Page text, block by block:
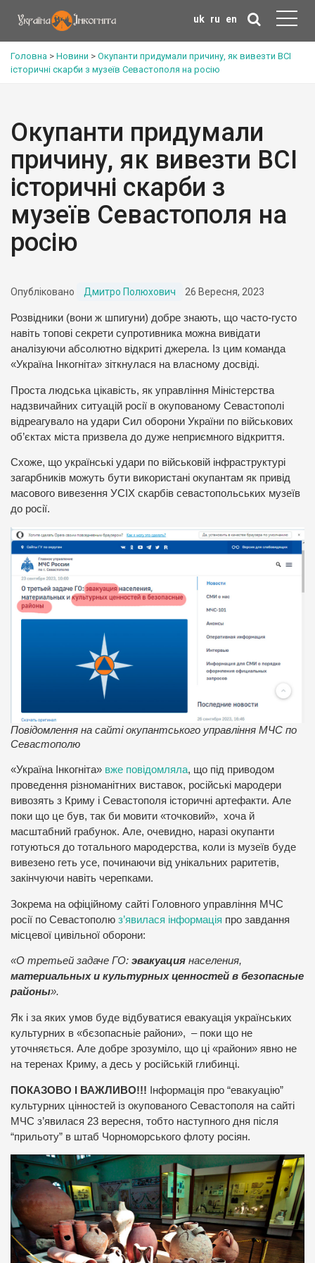
uk ru en
Головна > Новини > Окупанти придумали причину, як вивезти ВСІ
історичні скарби з музеїв Севастополя на росію
Окупанти придумали
причину, як вивезти ВСІ
історичні скарби з
музеїв Севастополя на
росію
Опубліковано Дмитро Полюхович 26 Вересня, 2023
Розвідники (вони ж шпигуни) добре знають, що часто-густо
навіть топові секрети супротивника можна вивідати
аналізуючи абсолютно відкриті джерела. Із цим команда
«Україна Інкогніта» зіткнулася на власному досвіді.
Проста людська цікавість, як управління Міністерства
надзвичайних ситуацій росії в окупованому Севастополі
відреагувало на удари Сил оборони України по військових
об’єктах міста призвела до дуже неприємного відкриття.
Схоже, що українські удари по військовій інфраструктурі
загарбників можуть бути використані окупантам як привід
масового вивезення УСІХ скарбів севастопольських музеїв
до росії.
Повідомлення на сайті окупантського управління МЧС по
Севастополю
«Україна Інкогніта» вже повідомляла, що під приводом
проведення різноманітних виставок, російські мародери
вивозять з Криму і Севастополя історичні артефакти. Але
поки що це був, так би мовити «точковий», хоча й
масштабний грабунок. Але, очевидно, наразі окупанти
готуються до тотального мародерства, коли із музеїв буде
вивезено геть усе, починаючи від унікальних раритетів,
закінчуючи навіть черепками.
Зокрема на офіційному сайті Головного управління МЧС
росії по Севастополю з’явилася інформація про завдання
місцевої цивільної оборони:
«О третьей задаче ГО: эвакуация населения,
материальных и культурных ценностей в безопасные
районы».
Як і за яких умов буде відбуватися евакуація українських
культурних в «бєзопасньіе райони», – поки що не
уточняється. Але добре зрозуміло, що ці «райони» явно не
на теренах Криму, а десь у російській глибинці.
ПОКАЗОВО І ВАЖЛИВО!!! Інформація про “евакуацію”
культурних цінностей із окупованого Севастополя на сайті
МЧС з’явилася 23 вересня, тобто наступного дня після
“прильоту” в штаб Чорноморського флоту росіян.